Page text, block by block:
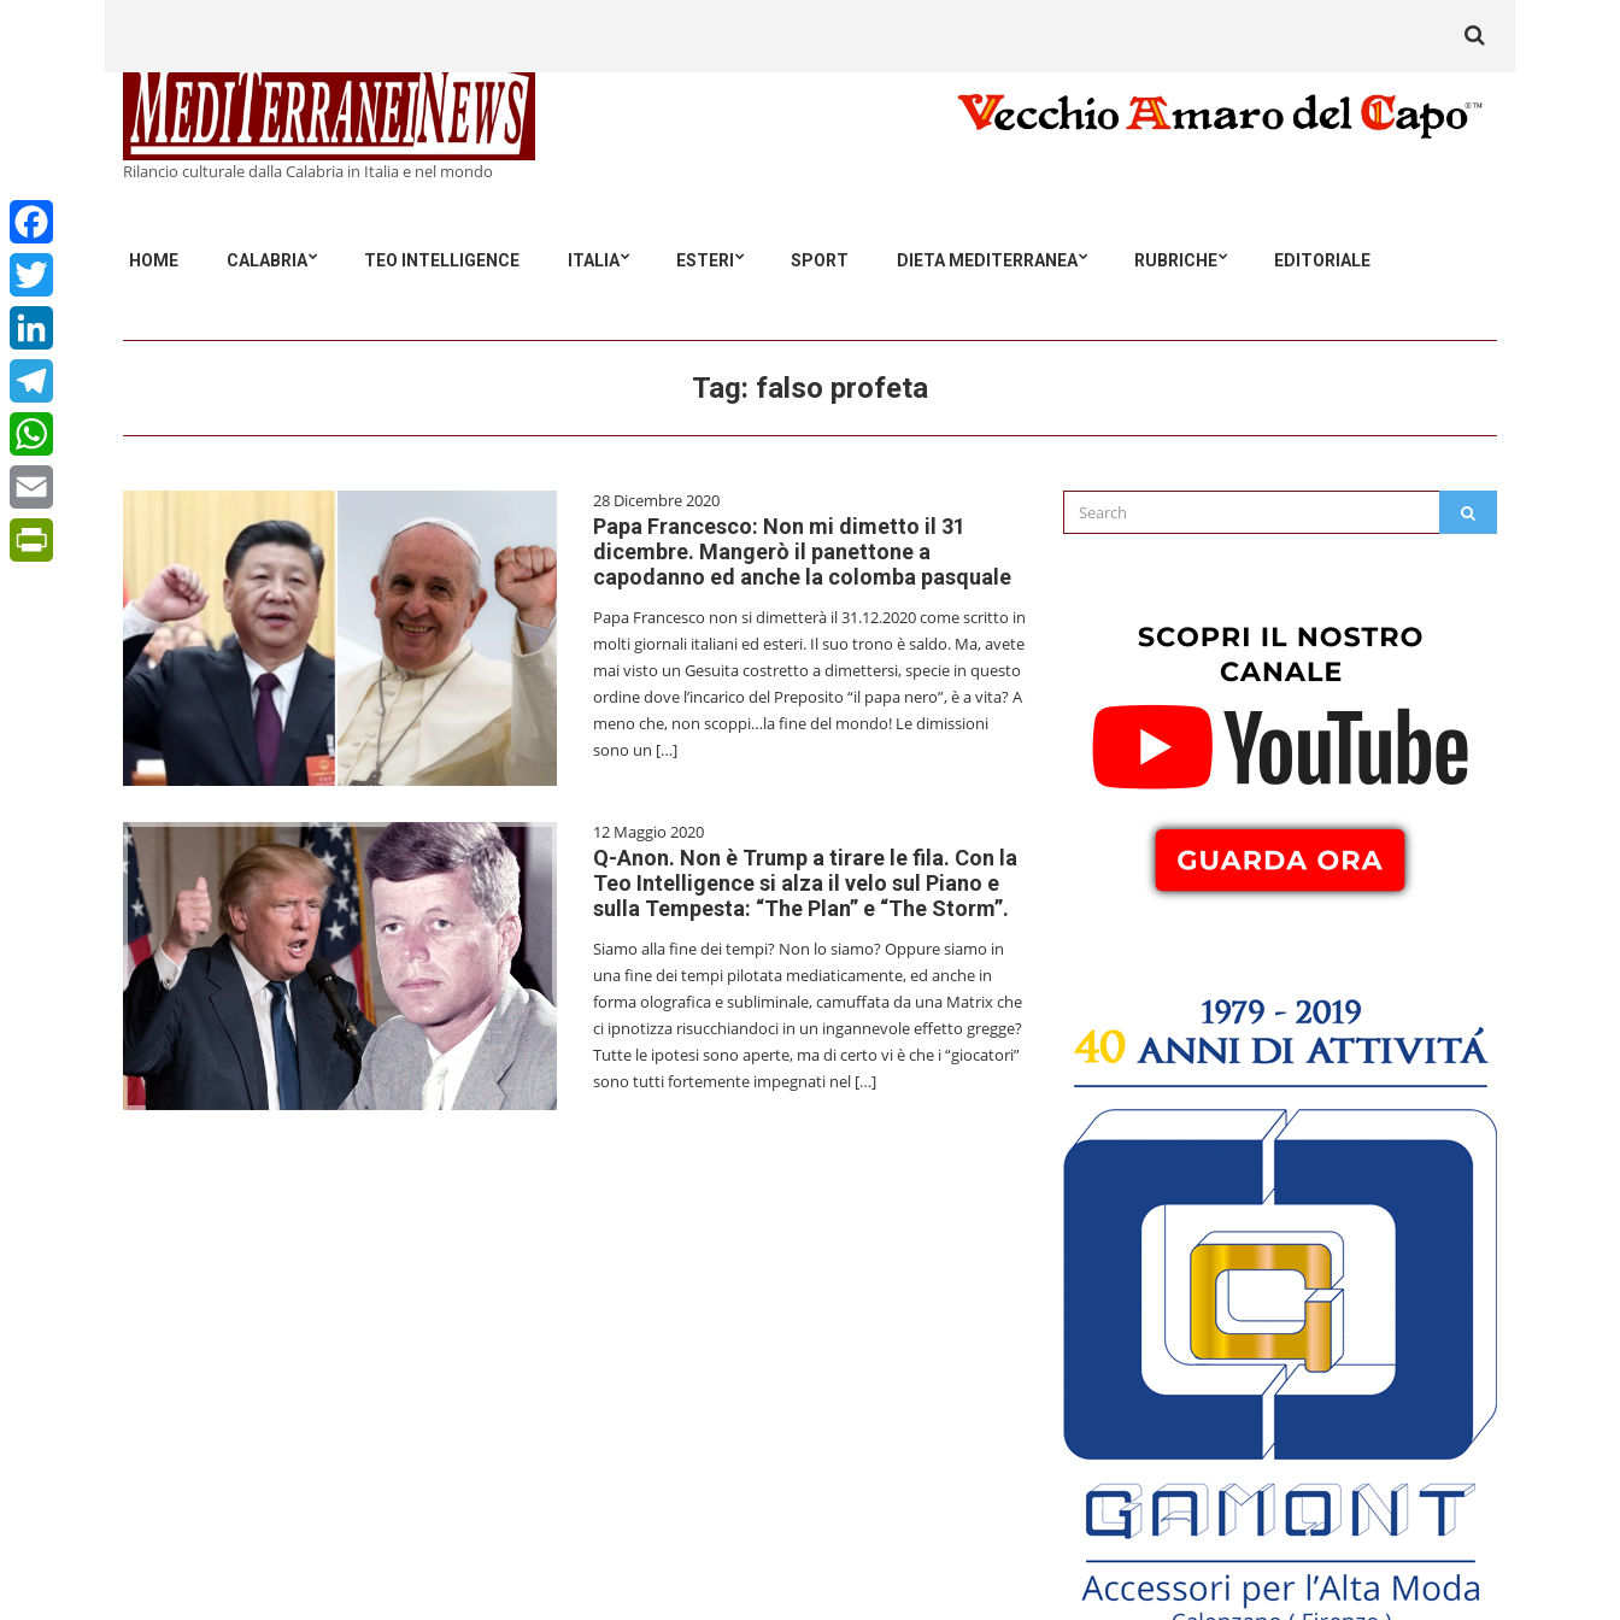
Rilancio culturale dalla Calabria in Italia e nel mondo
HOME CALABRIA TEO INTELLIGENCE ITALIA ESTERI SPORT DIETA MEDITERRANEA RUBRICHE EDITORIALE
for:
Facebook
Twitter
LinkedIn
Telegram
WhatsApp
Email
Tag: falso profeta
28 Dicembre 2020
Papa Francesco: Non mi dimetto il 31
dicembre. Mangerò il panettone a
capodanno ed anche la colomba pasquale
Papa Francesco non si dimetterà il 31.12.2020 come scritto in
molti giornali italiani ed esteri. Il suo trono è saldo. Ma, avete
mai visto un Gesuita costretto a dimettersi, specie in questo
ordine dove l’incarico del Preposito “il papa nero”, è a vita? A
meno che, non scoppi…la fine del mondo! Le dimissioni
sono un […]
12 Maggio 2020
Q-Anon. Non è Trump a tirare le fila. Con la
Teo Intelligence si alza il velo sul Piano e
sulla Tempesta: “The Plan” e “The Storm”.
Siamo alla fine dei tempi? Non lo siamo? Oppure siamo in
una fine dei tempi pilotata mediaticamente, ed anche in
forma olografica e subliminale, camuffata da una Matrix che
ci ipnotizza risucchiandoci in un ingannevole effetto gregge?
Tutte le ipotesi sono aperte, ma di certo vi è che i “giocatori”
sono tutti fortemente impegnati nel […]
Search
for: